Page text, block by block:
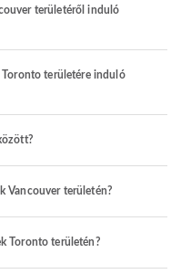
területéről induló
Toronto területére induló
Vancouver területén?
Toronto területén?